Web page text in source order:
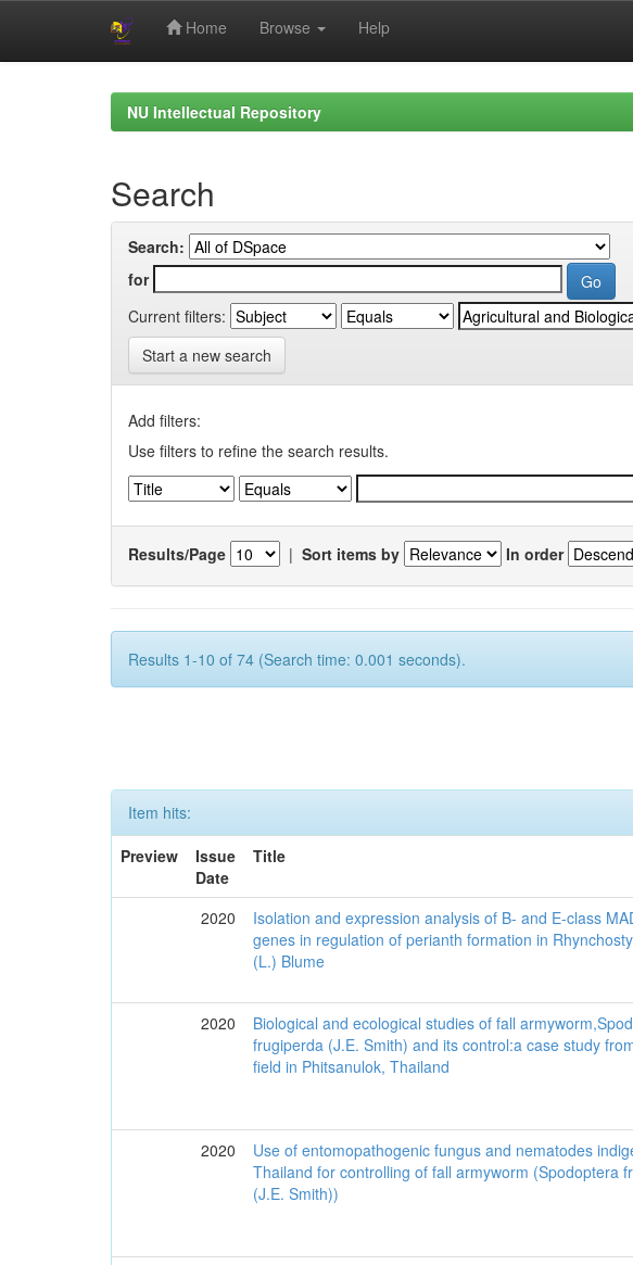
Home Browse Help
NU Intellectual Repository
Search
Search:
for
Current filters:
Start a new search
Add filters:
Use filters to refine the search results.
Results/Page | Sort items by In order
Results 1-10 of 74 (Search time: 0.001 seconds).
Item hits:
Preview
Issue
Date
Title
2020
Isolation and expression analysis of B- and E-class
genes in regulation of perianth formation in
(L.) Blume
2020
Biological and ecological studies of fall
frugiperda (J.E. Smith) and its control:a case study
field in Phitsanulok, Thailand
2020
Use of entomopathogenic fungus and nematodes
Thailand for controlling of fall armyworm (Spodoptera
(J.E. Smith))